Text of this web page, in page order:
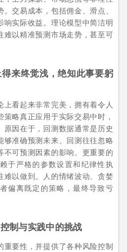
交易成本，包括佣金、滑点、
响实际收益。理论模型中简洁明
难以精准预测市场走势，甚至可
来终觉浅，绝知此事要躬
看起来非常完美，拥有着令人
略真正应用于实际交易中时，
原因在于，回测数据通常是历史
够准确预测未来。回测往往忽略
不可预测因素的影响。更重要的
于严格的参数设置和纪律性执
难以做到。人的情绪波动、贪婪
偏离既定的策略，最终导致亏
制与实践中的挑战
重要性，并提供了各种风险控制